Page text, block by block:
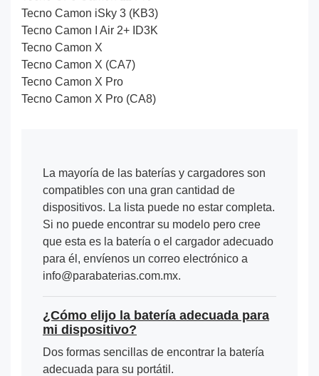
Tecno Camon iSky 3 (KB3)
Tecno Camon I Air 2+ ID3K
Tecno Camon X
Tecno Camon X (CA7)
Tecno Camon X Pro
Tecno Camon X Pro (CA8)
La mayoría de las baterías y cargadores son
compatibles con una gran cantidad de
dispositivos. La lista puede no estar completa.
Si no puede encontrar su modelo pero cree
que esta es la batería o el cargador adecuado
para él, envíenos un correo electrónico a
info@parabaterias.com.mx.
¿Cómo elijo la batería adecuada para
mi dispositivo?
Dos formas sencillas de encontrar la batería
adecuada para su portátil.